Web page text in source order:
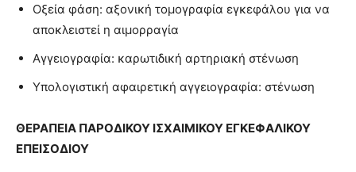
Οξεία φάση: αξονική τομογραφία εγκεφάλου για να
αποκλειστεί η αιμορραγία
Αγγειογραφία: καρωτιδική αρτηριακή στένωση
Υπολογιστική αφαιρετική αγγειογραφία: στένωση
ΘΕΡΑΠΕΙΑ ΠΑΡΟΔΙΚΟΥ ΙΣΧΑΙΜΙΚΟΥ ΕΓΚΕΦΑΛΙΚΟΥ
ΕΠΕΙΣΟΔΙΟΥ